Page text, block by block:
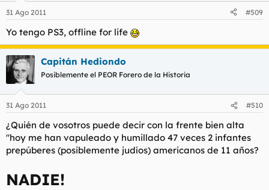
31 Ago 2011 #509
Yo tengo PS3, offline for life
Capitán Hediondo
Posiblemente el PEOR Forero de la Historia
31 Ago 2011 #510
¿Quién de vosotros puede decir con la frente bien alta
"hoy me han vapuleado y humillado 47 veces 2 infantes
prepúberes (posiblemente judíos) americanos de 11 años?
NADIE!